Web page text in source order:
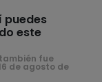
puedes
este
también fue
de agosto de